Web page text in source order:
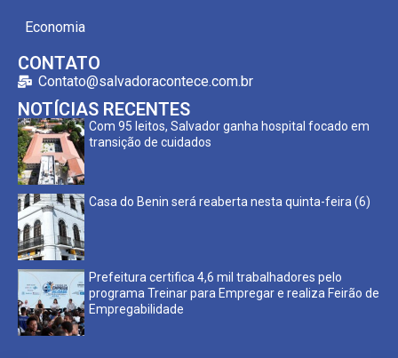
Economia
CONTATO
Contato@salvadoracontece.com.br
NOTÍCIAS RECENTES
Com 95 leitos, Salvador ganha hospital focado em
transição de cuidados
Casa do Benin será reaberta nesta quinta-feira (6)
Prefeitura certifica 4,6 mil trabalhadores pelo
programa Treinar para Empregar e realiza Feirão de
Empregabilidade